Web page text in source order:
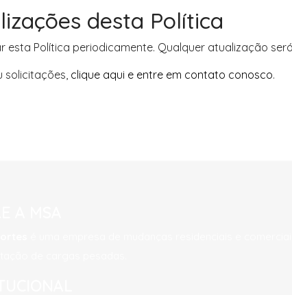
desta Política
esta Política periodicamente. Qualquer atualização
solicitações, clique aqui e entre em contato conosco.